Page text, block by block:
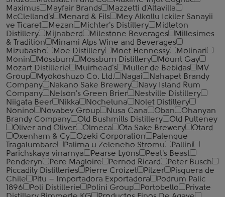
Maximus
Mayfair Brands
Mazzetti d'Altavilla
McClelland's
Menard & Fils
Mey Alkollu Ickiler Sanayii
ve Ticaret
Mezan Michter's Distillery
Midleton
Distillery
Mijnaberd Milestone Beverages
Millesimes
& Tradition
Minami Alps Wine and Beverages
Mizubasho
Moe Distillery Moet Hennessy
Molinari
Monin
Mossburn Mossburn Distillery
Mount Gay
Mozart Distillerie
Muirhead's Muller de Bebidas
MV
Group
Myokoshuzo Co. Ltd. Nagai
Nahapet Brandy
Company
Nakano Sake Brewery
Navy Island Rum
Company
Nelson's Green Brier
Nestville Distillery
Niigata Beer
Nikka Nocheluna
Nolet Distillery
Nonino
Novabev Group Nusa Cana Oban
Ohanyan
Brandy Company
Old Bushmills Distillery
Old Pulteney
Oliver and Oliver
Olmeca Ota Sake Brewery
Otard
Oxenham & Cy
Ozeki Corporation
Palenque
Tragalumbare
Palirna u Zeleneho Stromu
Pallini
Parichskaya vinarnya
Pearse Lyons
Peat's Beast
Penderyn
Pere Magloire Pernod Ricard
Peter Busch
Piccadily Distilleries
Pierre Croizet Pilzer
Pisquera de
Chile
Pitu – Importadora Exportadora
Podrum Palic
1896
Poli Distillerie Polini Group Portobello
Private